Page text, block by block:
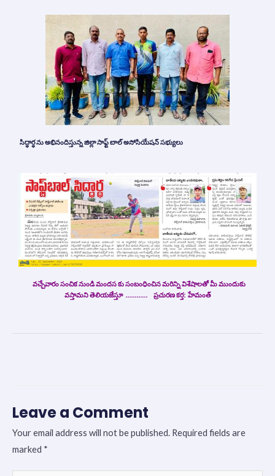
సిద్ధార్ధ ను అభినందిస్తున్న జిల్లా సాఫ్ట్ బాల్ అసోసియేషన్ సభ్యులు
వచ్చేవారం సంచిక నుండి మందస కు సంబంధించిన మరిన్ని విశేషాలతో మీ ముందుకు
వస్తామని తెలియజేస్తూ ………… ప్రచురణ కర్త: హేమంత్
Leave a Comment
Your email address will not be published. Required fields are
marked *